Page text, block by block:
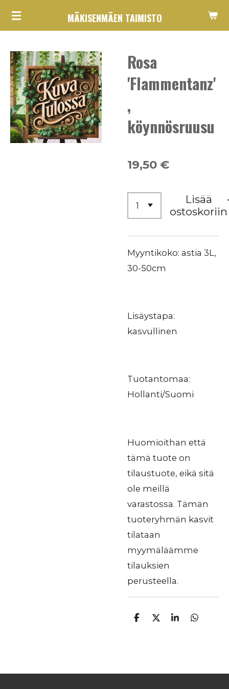
Siirry
MÄKISENMÄEN TAIMISTO
Rosa
'Flammentanz'
,
köynnösruusu
19,50 €
Lisää
ostoskoriin
Myyntikoko: astia 3L,
30-50cm
Lisäystapa:
kasvullinen
Tuotantomaa:
Hollanti/Suomi
Huomioithan että
tämä tuote on
tilaustuote, eikä sitä
ole meillä
varastossa. Tämän
tuoteryhmän kasvit
tilataan
myymäläämme
tilauksien
perusteella.
J
J
J
J